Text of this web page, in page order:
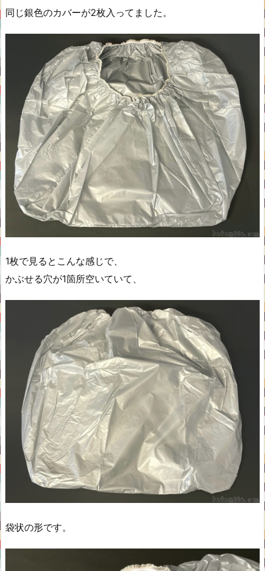
同じ銀色のカバーが2枚入ってました。
1枚で見るとこんな感じで、
かぶせる穴が1箇所空いていて、
袋状の形です。